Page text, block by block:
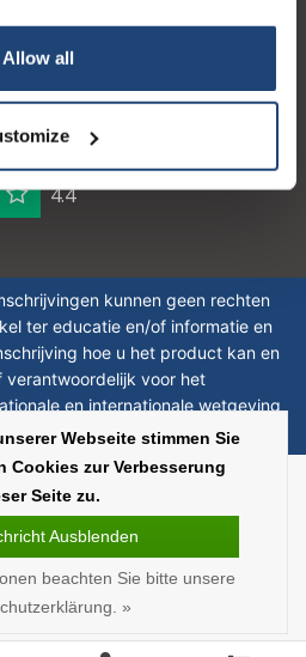
Allow all
4.4
kunnen geen rechten
ter educatie en/of informatie en
hoe u het product kan en
voor het
en internationale wetgeving
Media | Alle Preise verstehen sich ohne
Webseite stimmen Sie
Cookies zur Verbesserung
Seite zu.
Ausblenden
beachten Sie bitte unsere
»